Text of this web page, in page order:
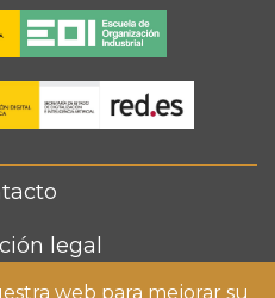
legal
web para mejorar su